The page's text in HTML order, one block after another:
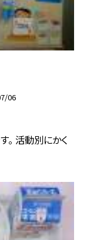
06
。 活動別にかく